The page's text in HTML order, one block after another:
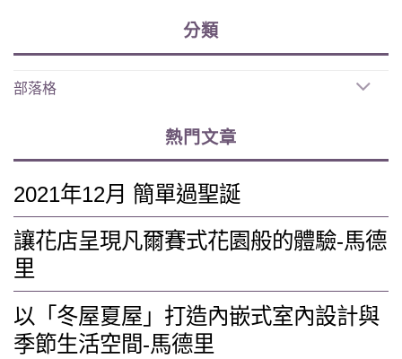
分類
部落格
熱門文章
2021年12月 簡單過聖誕
讓花店呈現凡爾賽式花園般的體驗-馬德
里
以「冬屋夏屋」打造內嵌式室內設計與
季節生活空間-馬德里